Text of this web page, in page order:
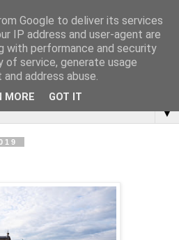
▼
Google to deliver its services
IP address and user-agent are
with performance and security
service, generate usage
address abuse.
MORE GOT IT